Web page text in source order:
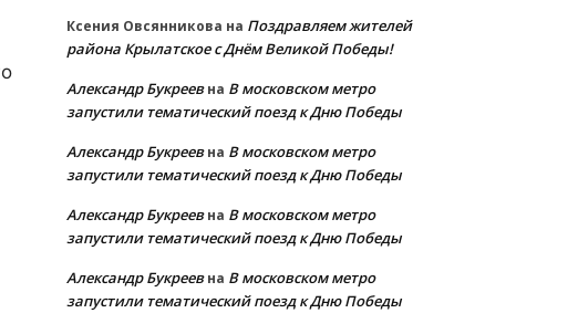
Ксения Овсянникова на Поздравляем жителей
района Крылатское с Днём Великой Победы!
Александр Букреевна В московском метро
запустили тематический поезд к Дню Победы
Александр Букреевна В московском метро
запустили тематический поезд к Дню Победы
Александр Букреевна В московском метро
запустили тематический поезд к Дню Победы
Александр Букреевна В московском метро
запустили тематический поезд к Дню Победы